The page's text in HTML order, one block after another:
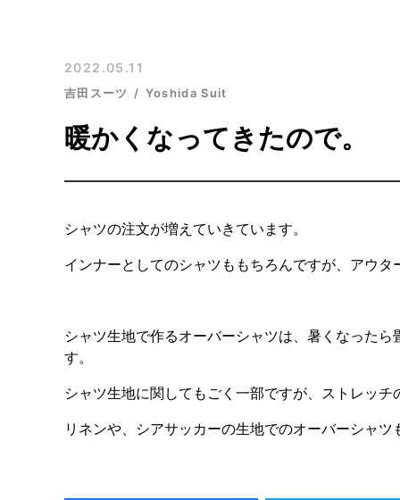
2022.05.11
吉田スーツ Yoshida Suit
暖かくなってきたので。
シャツの注文が増えていきています。
インナーとしてのシャツももちろんですが、アウタ
シャツ生地で作るオーバーシャツは、暑くなった
す。
シャツ生地に関してもごく一部ですが、ストレッチ
リネンや、シアサッカーの生地でのオーバーシャツ